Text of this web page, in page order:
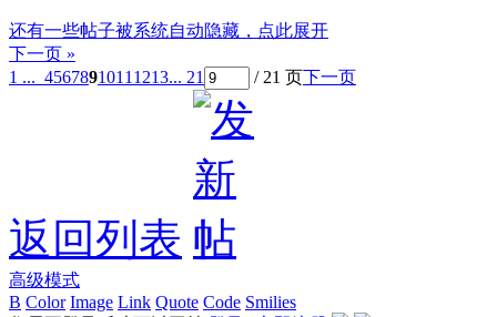
还有一些帖子被系统自动隐藏，点此展开
下一页 »
1 ... 4567891011 1213... 21 / 21 页下一页
返回列表
高级模式
B Color Image Link Quote Code Smilies